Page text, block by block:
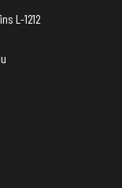
L-1212